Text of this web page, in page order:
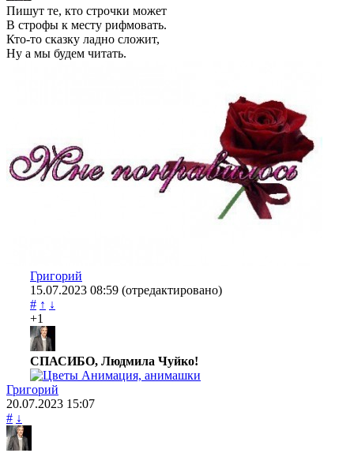
Пишут те, кто строчки может
В строфы к месту рифмовать.
Кто-то сказку ладно сложит,
Ну а мы будем читать.
Григорий
15.07.2023 08:59 (отредактировано)
# ↑ ↓
+1
СПАСИБО, Людмила Чуйко!
Григорий
20.07.2023 15:07
# ↓